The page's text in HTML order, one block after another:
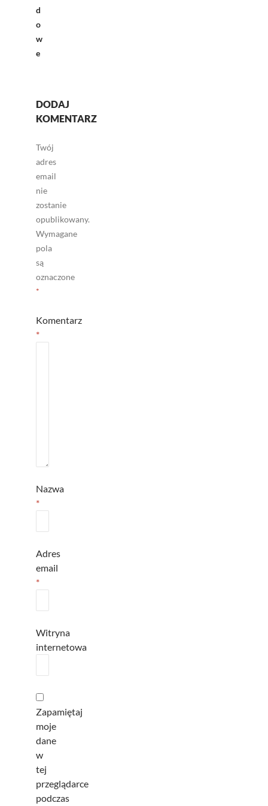
d
o
w
e
DODAJ
KOMENTARZ
Twój
adres
email
nie
zostanie
opublikowany.
Wymagane
pola
są
oznaczone
*
Komentarz
*
Nazwa
*
Adres
email
*
Witryna
internetowa
Zapamiętaj
moje
dane
w
tej
przeglądarce
podczas